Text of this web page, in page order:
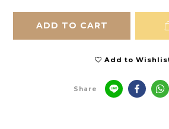
ADD TO CART
Add to
Share